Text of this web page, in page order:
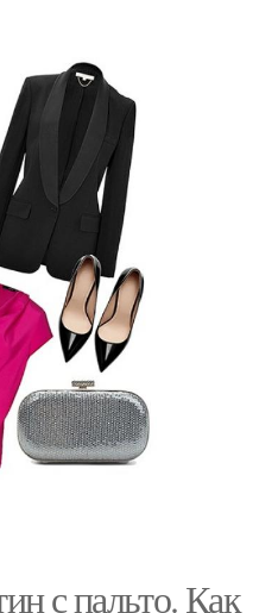
с пальто. Как